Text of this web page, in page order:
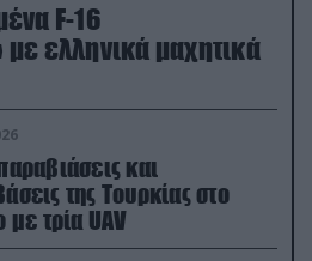
F-16
ελληνικά μαχητικά
και
της Τουρκίας στο
με τρία UAV